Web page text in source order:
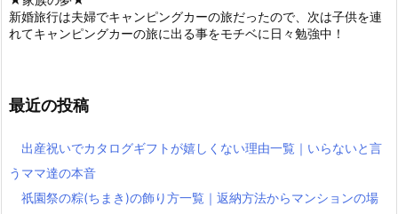
新婚旅行は夫婦でキャンピングカーの旅だったので、次は子供を連
れてキャンピングカーの旅に出る事をモチベに日々勉強中！
最近の投稿
出産祝いでカタログギフトが嬉しくない理由一覧｜いらないと言
うママ達の本音
祇園祭の粽(ちまき)の飾り方一覧｜返納方法からマンションの場